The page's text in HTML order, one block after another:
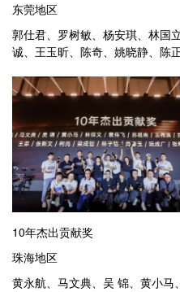
东莞地区
郭仕君、罗树敏、杨安琪、林国
诚、王玉昕、陈奇、姚晓静、陈
10年杰出贡献奖
珠海地区
黄永航、马文典、吴 锦、黄小